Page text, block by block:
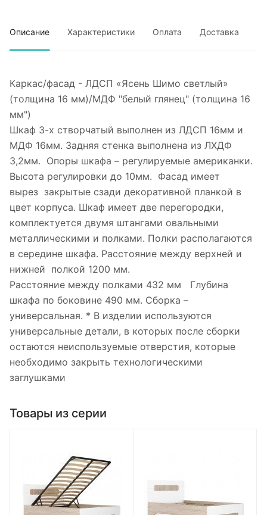
Описание Характеристики Оплата Доставка
Каркас/фасад - ЛДСП «Ясень Шимо светлый»
(толщина 16 мм)/МДФ "белый глянец" (толщина 16
мм")
Шкаф 3-х створчатый выполнен из ЛДСП 16мм и
МДФ 16мм. Задняя стенка выполнена из ЛХДФ
3,2мм. Опоры шкафа – регулируемые американки.
Высота регулировки до 10мм. Фасад имеет
вырез закрытые сзади декоративной планкой в
цвет корпуса. Шкаф имеет две перегородки,
комплектуется двумя штангами овальными
металлическими и полками. Полки располагаются
в середине шкафа. Расстояние между верхней и
нижней полкой 1200 мм.
Расстояние между полками 432 мм Глубина
шкафа по боковине 490 мм. Сборка –
универсальная. * В изделии используются
универсальные детали, в которых после сборки
остаются неиспользуемые отверстия, которые
необходимо закрыть технологическими
заглушками
Товары из серии